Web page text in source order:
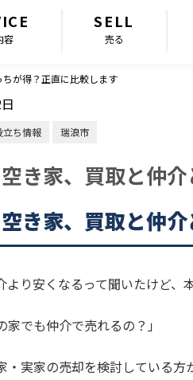
容
SELL
売る
が得？正直に比較します
立ち情報 瑞浪市
き家、買取と仲
き家、買取と仲
より安くなるって聞いたけど、
家でも仲介で売れるの？」
・実家の売却を検討している